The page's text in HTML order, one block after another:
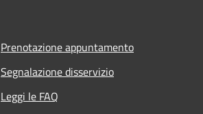
Prenotazione appuntamento
Segnalazione disservizio
Leggi le FAQ